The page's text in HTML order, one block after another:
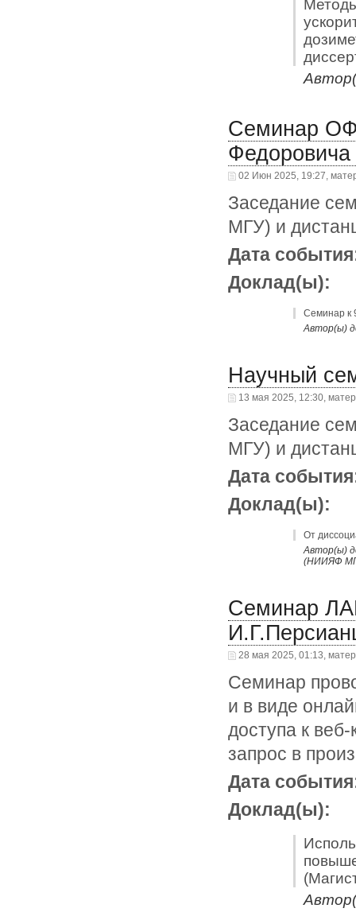
Семинар
02 Июн 2025, 19:27,
Заседание
МГУ) и
Дата
Доклад(ы):
Семинар к
Автор(ы)
Научный
13 мая 2025, 12:30,
Заседание
МГУ) и
Дата
Доклад(ы):
От
Автор(ы)
(НИИЯФ
Семинар
28 мая 2025, 01:13,
Семинар
и в виде
доступа к
запрос в
Дата
Доклад(ы):